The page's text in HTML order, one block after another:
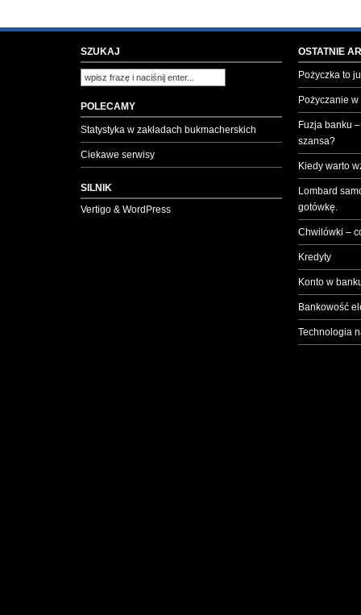
SZUKAJ
POLECAMY
Statystyka w zakładach bukmacherskich
Ciekawe serwisy
SILNIK
Vertigo & WordPress
OSTATNIE
Pożyczka to
Pożyczanie
Fuzja banku
szansa?
Kiedy warto
Lombard
gotówkę.
Chwilówki –
Kredyty
Konto w
Bankowość
Technologia